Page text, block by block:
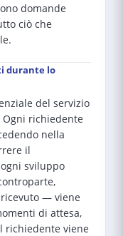
domande
ciò che
durante lo
del servizio
richiedente
nella
il
sviluppo
— viene
di attesa,
richiedente viene